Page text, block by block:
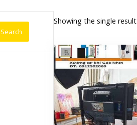
Showing the single result
Search